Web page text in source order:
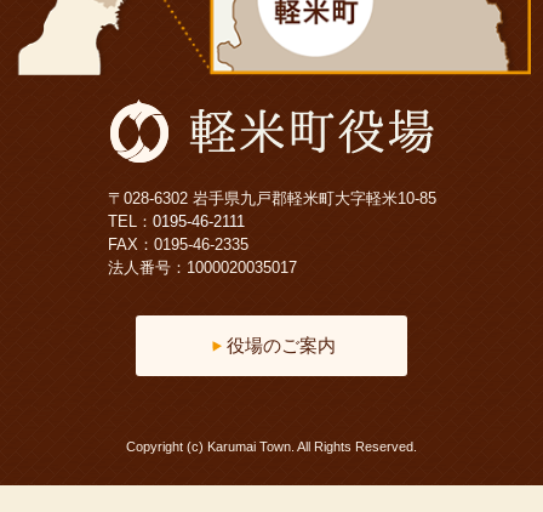
〒028-6302 岩手県九戸郡軽米町大字軽米10-85
TEL： 0195-46-2111
FAX：0195-46-2335
法人番号：1000020035017
役場のご案内
Copyright (c) Karumai Town. All Rights Reserved.